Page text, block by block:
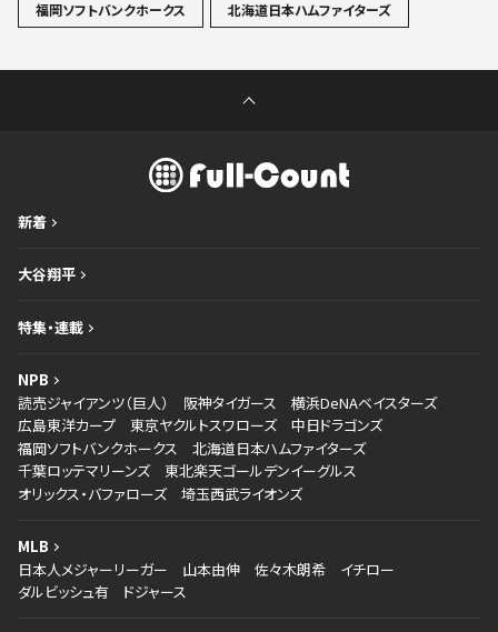
福岡ソフトバンクホークス 北海道日本ハムファイターズ
新着
大谷翔平
特集・連載
NPB
読売ジャイアンツ（巨人）
阪神タイガース
横浜DeNAベイスターズ
広島東洋カープ
東京ヤクルトスワローズ
中日ドラゴンズ
福岡ソフトバンクホークス
北海道日本ハムファイターズ
千葉ロッテマリーンズ
東北楽天ゴールデンイーグルス
オリックス・バファローズ
埼玉西武ライオンズ
MLB
日本人メジャーリーガー
山本由伸 佐々木朗希
イチロー
ダルビッシュ有
ドジャース